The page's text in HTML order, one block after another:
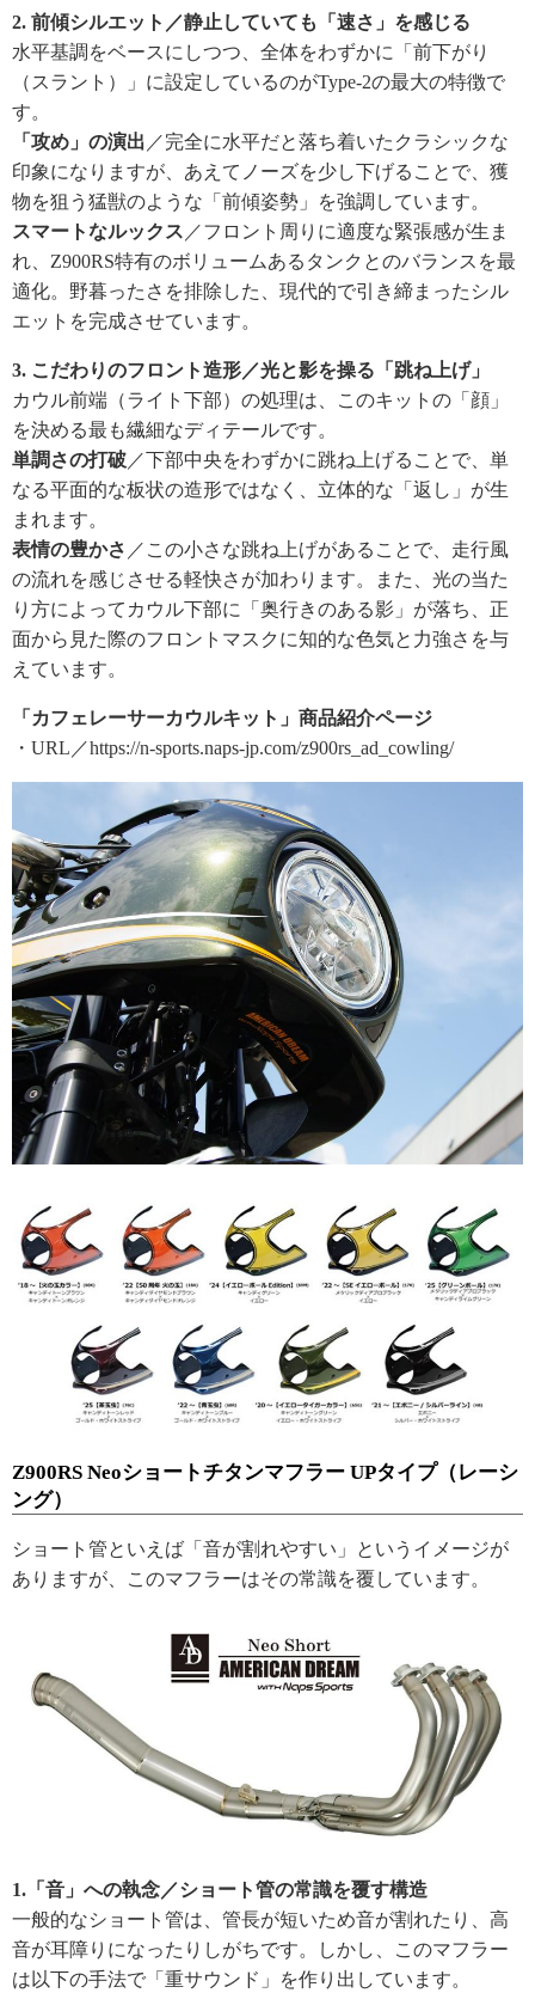
2. 前傾シルエット／静止していても「速さ」を感じる
水平基調をベースにしつつ、全体をわずかに「前下がり
（スラント）」に設定しているのがType-2の最大の特徴で
す。
「攻め」の演出 ／完全に水平だと落ち着いたクラシックな
印象になりますが、あえてノーズを少し下げることで、獲
物を狙う猛獣のような「前傾姿勢」を強調しています。
スマートなルックス ／フロント周りに適度な緊張感が生ま
れ、Z900RS特有のボリュームあるタンクとのバランスを最
適化。野暮ったさを排除した、現代的で引き締まったシル
エットを完成させています。
3. こだわりのフロント造形／光と影を操る「跳ね上げ」
カウル前端（ライト下部）の処理は、このキットの「顔」
を決める最も繊細なディテールです。
単調さの打破 ／下部中央をわずかに跳ね上げることで、単
なる平面的な板状の造形ではなく、立体的な「返し」が生
まれます。
表情の豊かさ ／この小さな跳ね上げがあることで、走行風
の流れを感じさせる軽快さが加わります。また、光の当た
り方によってカウル下部に「奥行きのある影」が落ち、正
面から見た際のフロントマスクに知的な色気と力強さを与
えています。
「カフェレーサーカウルキット」商品紹介ページ
・URL／https://n-sports.naps-jp.com/z900rs_ad_cowling/
Z900RS Neoショートチタンマフラー UPタイプ（レーシ
ング）
ショート管といえば「音が割れやすい」というイメージが
ありますが、このマフラーはその常識を覆しています。
1.「音」への執念／ショート管の常識を覆す構造
一般的なショート管は、管長が短いため音が割れたり、高
音が耳障りになったりしがちです。しかし、このマフラー
は以下の手法で「重サウンド」を作り出しています。